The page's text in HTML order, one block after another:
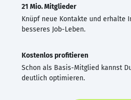
21 Mio. Mitglieder
Knüpf neue Kontakte und erhalte
besseres Job-Leben.
Kostenlos profitieren
Schon als Basis-Mitglied kannst
deutlich optimieren.